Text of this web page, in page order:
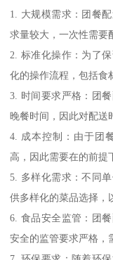
1. 大规模需求：团餐
求量较大，一次性需要
2. 标准化操作：为了
化的操作流程，包括食
3. 时间要求严格：团
晚餐时间，因此对配送
4. 成本控制：由于团
高，因此需要在的前提
5. 多样化需求：不同
供多样化的菜品选择，
6. 食品安全监管：团
安全的监管要求严格，